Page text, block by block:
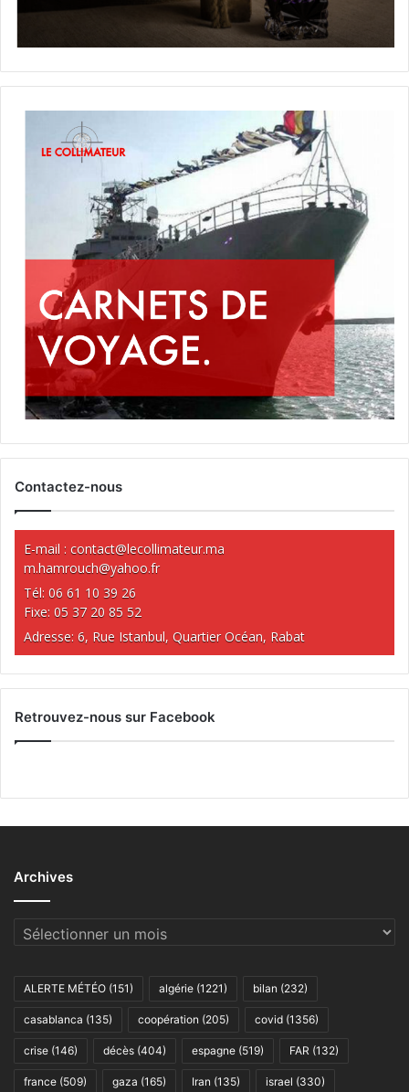
Contactez-nous
E-mail : contact@lecollimateur.ma
m.hamrouch@yahoo.fr
Tél: 06 61 10 39 26
Fixe: 05 37 20 85 52
Adresse: 6, Rue Istanbul, Quartier Océan, Rabat
Retrouvez-nous sur Facebook
Archives
Archives
ALERTE MÉTÉO (151) algérie (1221) bilan (232)
casablanca (135) coopération (205) covid (1356)
crise (146) décès (404) espagne (519) FAR (132)
france (509) gaza (165) Iran (135) israel (330)